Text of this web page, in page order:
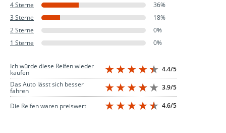
4 Sterne
36%
3 Sterne
18%
2 Sterne
0%
1 Sterne
0%
Ich würde diese Reifen wieder
kaufen
4.4/5
Das Auto lässt sich besser
fahren 3.9/5
Die Reifen waren preiswert 4.6/5